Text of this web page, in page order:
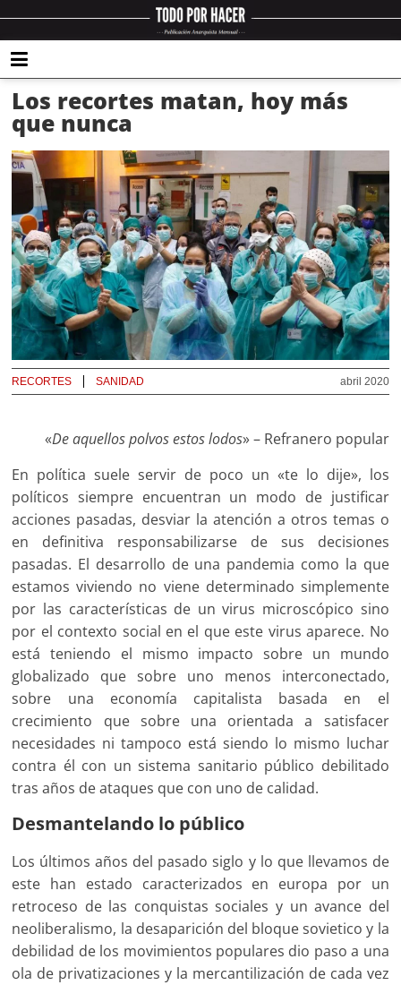
Los recortes matan, hoy más
que nunca
abril 2020
RECORTES SANIDAD
«De aquellos polvos estos lodos» – Refranero popular
En política suele servir de poco un «te lo dije», los
políticos siempre encuentran un modo de justificar
acciones pasadas, desviar la atención a otros temas o
en definitiva responsabilizarse de sus decisiones
pasadas. El desarrollo de una pandemia como la que
estamos viviendo no viene determinado simplemente
por las características de un virus microscópico sino
por el contexto social en el que este virus aparece. No
está teniendo el mismo impacto sobre un mundo
globalizado que sobre uno menos interconectado,
sobre una economía capitalista basada en el
crecimiento que sobre una orientada a satisfacer
necesidades ni tampoco está siendo lo mismo luchar
contra él con un sistema sanitario público debilitado
tras años de ataques que con uno de calidad.
Desmantelando lo público
Los últimos años del pasado siglo y lo que llevamos de
este han estado caracterizados en europa por un
retroceso de las conquistas sociales y un avance del
neoliberalismo, la desaparición del bloque sovietico y la
debilidad de los movimientos populares dio paso a una
ola de privatizaciones y la mercantilización de cada vez